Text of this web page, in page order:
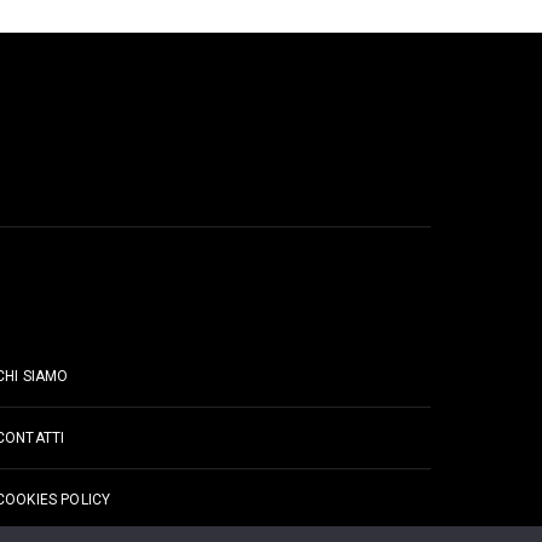
SIAMO
POLICY